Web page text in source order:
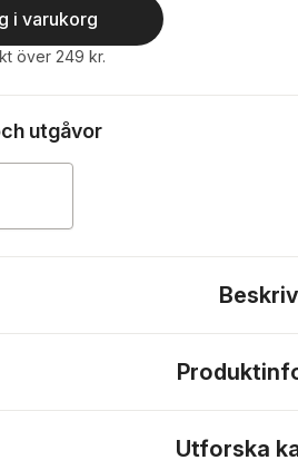
i varukorg
över 249 kr.
utgåvor
Utforska